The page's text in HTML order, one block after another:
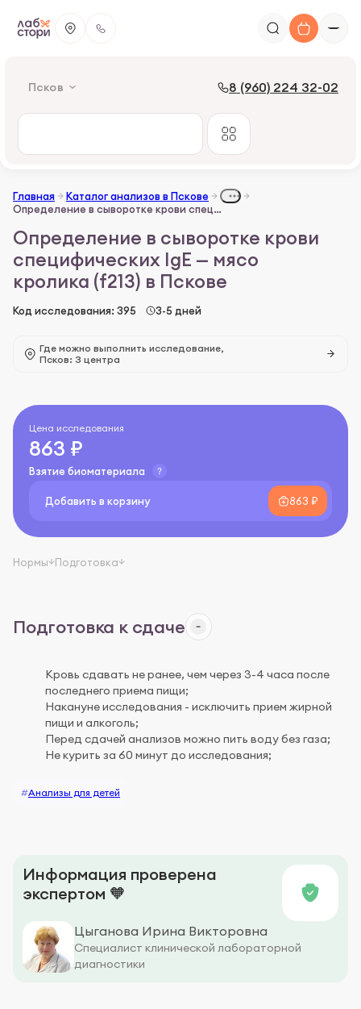
Псков 8 (960) 224 32-02
Главная
Каталог анализов в Пскове
Определение в сыворотке крови специфических IgE — мясо кролика (f213)
Определение в сыворотке крови
специфических IgE — мясо
кролика (f213) в Пскове
Код исследования: 395 3-5 дней
Где можно выполнить исследование,
Псков: 3 центра
Цена исследования
863 ₽
Взятие биоматериала
Добавить в корзину 863 ₽
Нормы Подготовка
Подготовка к сдаче
Кровь сдавать не ранее, чем через 3-4 часа после
последнего приема пищи;
Накануне исследования - исключить прием жирной
пищи и алкоголь;
Перед сдачей анализов можно пить воду без газа;
Не курить за 60 минут до исследования;
#Анализы для детей
Информация проверена
экспертом 🧡
Цыганова Ирина Викторовна
Специалист клинической лабораторной
диагностики